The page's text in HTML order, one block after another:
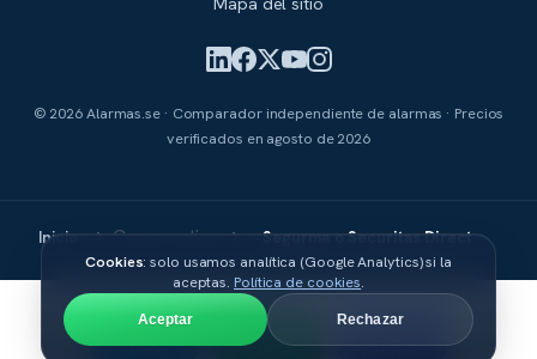
© 2026 Alarmas.se · Comparador independiente de alarmas · Precios
verificados en agosto de 2026
Inicio Comparativas Segurma o Securitas Direct
Cookies: solo usamos analítica (Google Analytics) si la
aceptas. Política de cookies.
Aceptar Rechazar
Llamar WhatsApp Presupuesto